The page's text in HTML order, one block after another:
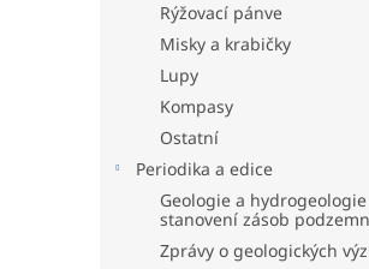
Rýžovací pánve
Misky a krabičky
Lupy
Kompasy
Ostatní
Periodika a edice
Geologie a hydrogeologie
stanovení zásob
Zprávy o geologických